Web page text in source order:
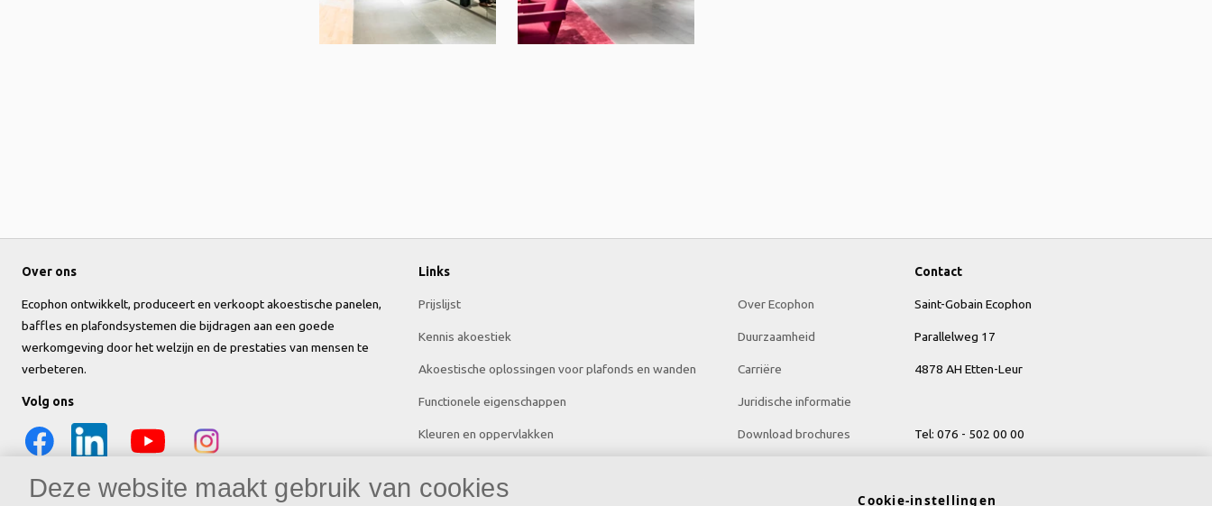
Over ons
Ecophon ontwikkelt, produceert en verkoopt akoestische panelen,
baffles en plafondsystemen die bijdragen aan een goede
werkomgeving door het welzijn en de prestaties van mensen te
verbeteren.
Volg ons
Links
Prijslijst
Kennis akoestiek
Akoestische oplossingen voor plafonds en wanden
Functionele eigenschappen
Kleuren en oppervlakken
DOP (Declarations of Performance)
Over Ecophon
Duurzaamheid
Carriëre
Juridische informatie
Download brochures
Contact
Saint-Gobain Ecophon
Parallelweg 17
4878 AH Etten-Leur
Tel: 076 - 502 00 00
Deze website maakt gebruik van cookies Cookie-instellingen